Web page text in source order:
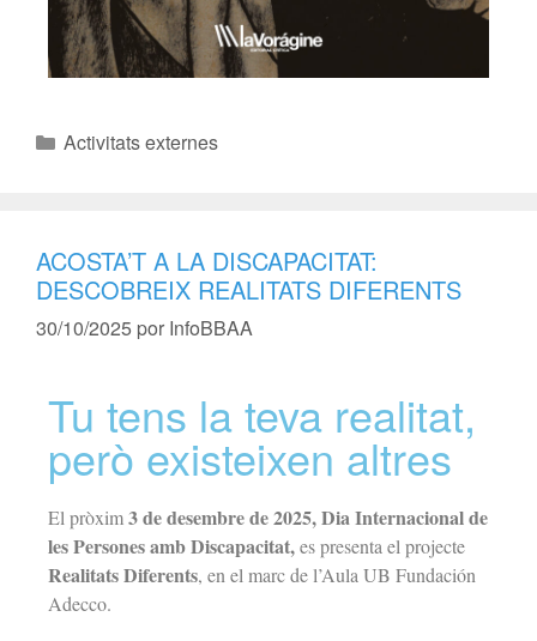
Activitats externes
ACOSTA’T A LA DISCAPACITAT:
DESCOBREIX REALITATS DIFERENTS
30/10/2025 por InfoBBAA
Tu tens la teva realitat,
però existeixen altres
El pròxim3 de desembre de 2025, Dia Internacional de
les Persones amb Discapacitat,es presenta el projecte
Realitats Diferents, en el marc de l’Aula UB Fundación
Adecco.